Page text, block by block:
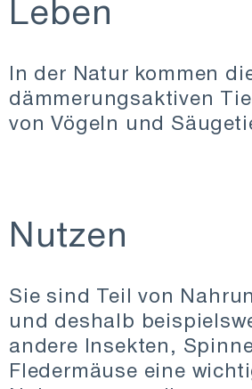
Leben
In der Natur kommen
dämmerungsaktiven
von Vögeln und
Nutzen
Sie sind Teil von
und deshalb
andere Insekten,
Fledermäuse eine